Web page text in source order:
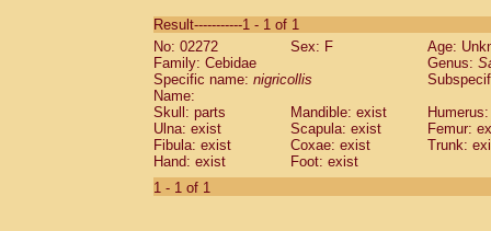
CebidaeSaguinus labiatus(0)
Cebidae Saguinus leucopus (0)
Cebidae
CebidaeSaguinus mystax
Cebidae Saguinus nigricollis (1)
Cebidae Saguinus oedipus
Cebidae Saguinus weddelli
Cebidae Saguinusspp.
Cebidae
Result-----------1 - 1 of 1
No: 02272
Sex: F
Age:
Family: Cebidae
Genus:
Specific name: nigricollis
Name:
Skull: parts
Mandible: exist
Ulna: exist
Scapula: exist
Femur:
Fibula: exist
Coxae: exist
Trunk:
Hand: exist
Foot: exist
1 - 1 of 1